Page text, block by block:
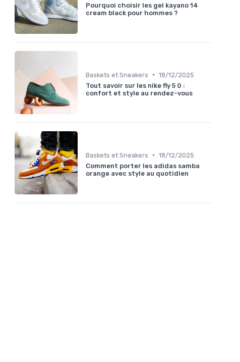
Pourquoi choisir les gel kayano 14
cream black pour hommes ?
Baskets et Sneakers • 18/12/2025
Tout savoir sur les nike fly 5 0 :
confort et style au rendez-vous
Baskets et Sneakers • 18/12/2025
Comment porter les adidas samba
orange avec style au quotidien